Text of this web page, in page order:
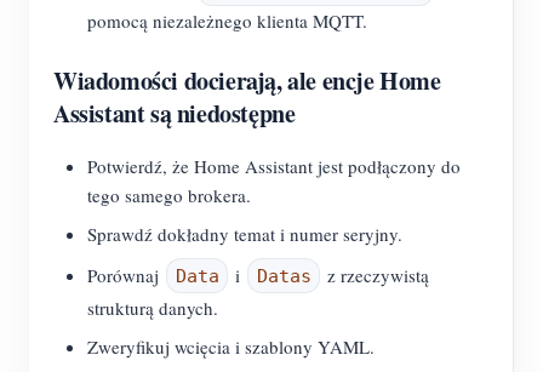
pomocą niezależnego klienta MQTT.
Wiadomości docierają, ale encje Home
Assistant są niedostępne
Potwierdź, że Home Assistant jest podłączony do
tego samego brokera.
Sprawdź dokładny temat i numer seryjny.
Porównaj
Data i Datas
z rzeczywistą
strukturą danych.
Zweryfikuj wcięcia i szablony YAML.